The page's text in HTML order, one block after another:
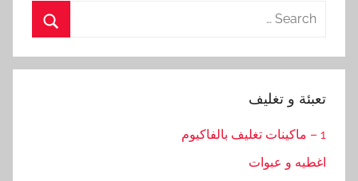
Search
تعبئة و تغليف
1 – ماكينات تغليف بالفاكيوم
اغطيه و عبوات